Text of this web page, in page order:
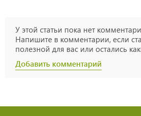
У этой статьи пока нет
Напишите в комментарии, если
полезной для вас или остались
Добавить комментарий